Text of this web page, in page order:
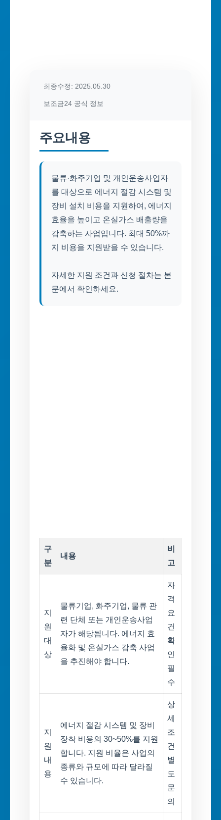
최종수정: 2025.05.30
보조금24 공식 정보
주요내용
물류·화주기업 및 개인운송사업자
를 대상으로 에너지 절감 시스템 및
장비 설치 비용을 지원하여, 에너지
효율을 높이고 온실가스 배출량을
감축하는 사업입니다. 최대 50%까
지 비용을 지원받을 수 있습니다.
자세한 지원 조건과 신청 절차는 본
문에서 확인하세요.
구
분
내용
비
고
지
원
대
상
물류기업, 화주기업, 물류 관
련 단체 또는 개인운송사업
자가 해당됩니다. 에너지 효
율화 및 온실가스 감축 사업
을 추진해야 합니다.
자
격
요
건
확
인
필
수
지
원
내
용
에너지 절감 시스템 및 장비
장착 비용의 30~50%를 지원
합니다. 지원 비율은 사업의
종류와 규모에 따라 달라질
수 있습니다.
상
세
조
건
별
도
문
의